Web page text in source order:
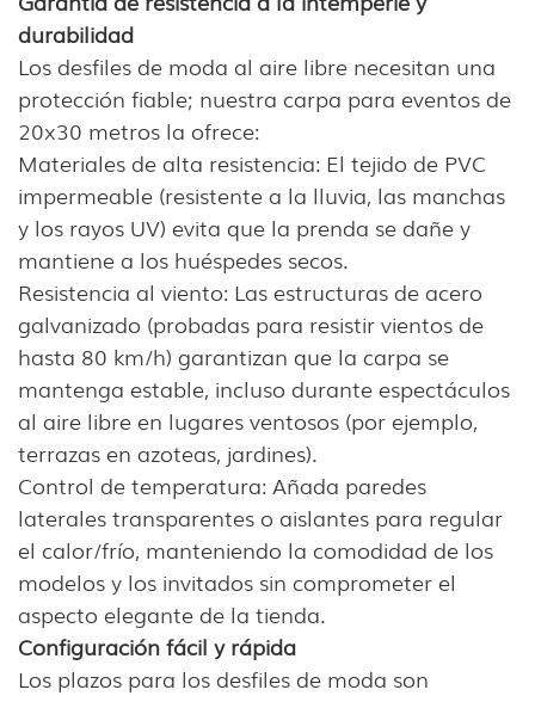
durabilidad
Los desfiles de moda al aire libre necesitan una
protección fiable; nuestra carpa para eventos de
20x30 metros la ofrece:
Materiales de alta resistencia: El tejido de PVC
impermeable (resistente a la lluvia, las manchas
y los rayos UV) evita que la prenda se dañe y
mantiene a los huéspedes secos.
Resistencia al viento: Las estructuras de acero
galvanizado (probadas para resistir vientos de
hasta 80 km/h) garantizan que la carpa se
mantenga estable, incluso durante espectáculos
al aire libre en lugares ventosos (por ejemplo,
terrazas en azoteas, jardines).
Control de temperatura: Añada paredes
laterales transparentes o aislantes para regular
el calor/frío, manteniendo la comodidad de los
modelos y los invitados sin comprometer el
aspecto elegante de la tienda.
Configuración fácil y rápida
Los plazos para los desfiles de moda son